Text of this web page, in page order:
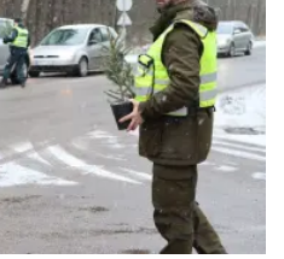
programėlėje